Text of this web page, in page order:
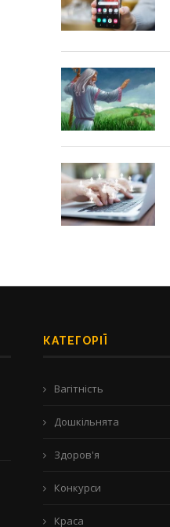
КАТЕГОРІЇ
Вагітність
Дошкільнята
Здоров'я
Конкурси
Краса